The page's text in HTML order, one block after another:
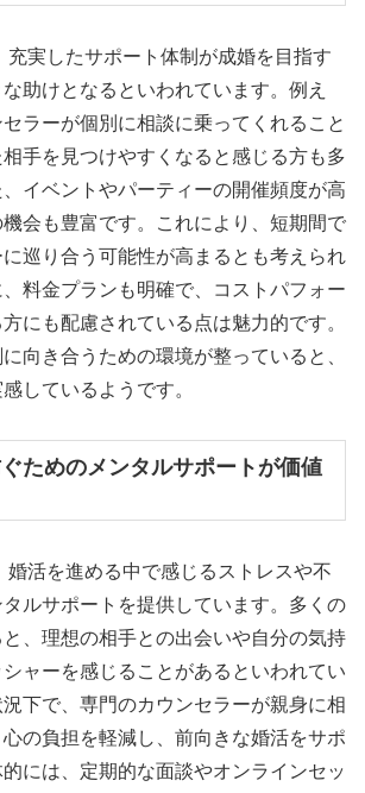
充実したサポート体制が成婚を目指す
助けとなるといわれています。例え
ラーが個別に相談に乗ってくれること
手を見つけやすくなると感じる方も多
イベントやパーティーの開催頻度が高
会も豊富です。これにより、短期間で
巡り合う可能性が高まるとも考えられ
料金プランも明確で、コストパフォー
にも配慮されている点は魅力的です。
向き合うための環境が整っていると、
しているようです。
ためのメンタルサポートが価値
婚活を進める中で感じるストレスや不
ルサポートを提供しています。多くの
、理想の相手との出会いや自分の気持
ャーを感じることがあるといわれてい
下で、専門のカウンセラーが親身に相
の負担を軽減し、前向きな婚活をサポ
には、定期的な面談やオンラインセッ